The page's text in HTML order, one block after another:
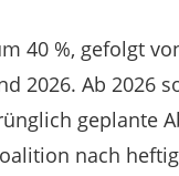
40 %, gefolgt
2026. Ab 2026
geplante
nach